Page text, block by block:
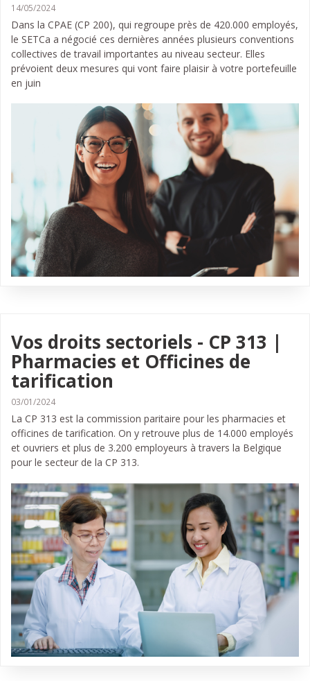
14/05/2024
Dans la CPAE (CP 200), qui regroupe près de 420.000 employés,
le SETCa a négocié ces dernières années plusieurs conventions
collectives de travail importantes au niveau secteur. Elles
prévoient deux mesures qui vont faire plaisir à votre portefeuille
en juin
Vos droits sectoriels - CP 313 |
Pharmacies et Officines de
tarification
03/01/2024
La CP 313 est la commission paritaire pour les pharmacies et
officines de tarification. On y retrouve plus de 14.000 employés
et ouvriers et plus de 3.200 employeurs à travers la Belgique
pour le secteur de la CP 313.